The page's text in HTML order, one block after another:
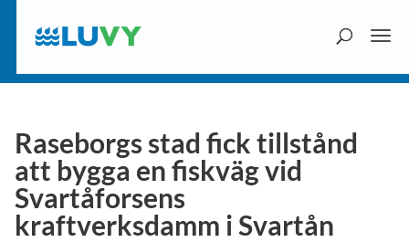
Raseborgs stad fick tillstånd
att bygga en fiskväg vid
Svartåforsens
kraftverksdamm i Svartån